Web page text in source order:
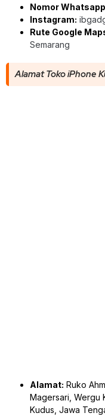
Nomor
Instagram:
Rute Google
Semarang
Alamat Toko iPhone
Alamat: Ruko
Magersari, Wergu
Kudus, Jawa